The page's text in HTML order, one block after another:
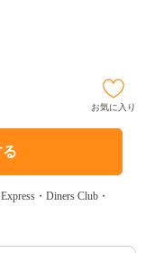
お気に入り
・Diners Club・